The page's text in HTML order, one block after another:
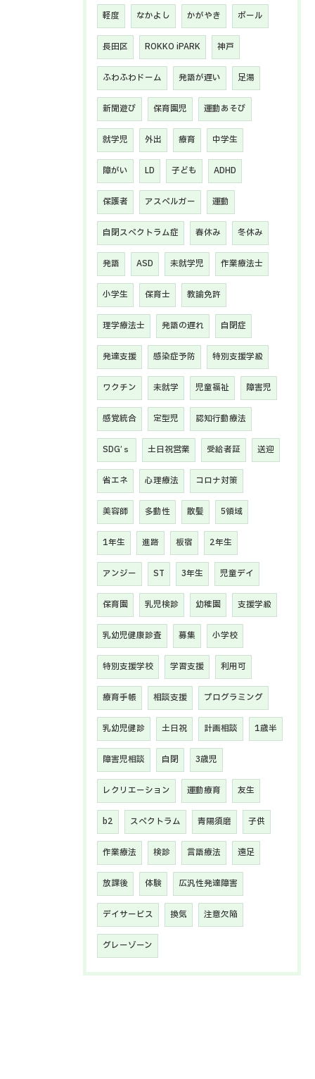
軽度 なかよし かがやき ボール
長田区 ROKKO iPARK 神戸
ふわふわドーム 発語が遅い 足湯
新聞遊び 保育園児 運動あそび
就学児 外出 療育 中学生
障がい LD 子ども ADHD
保護者 アスペルガー 運動
自閉スペクトラム症 春休み 冬休み
発語 ASD 未就学児 作業療法士
小学生 保育士 教諭免許
理学療法士 発語の遅れ 自閉症
発達支援 感染症予防 特別支援学級
ワクチン 未就学 児童福祉 障害児
感覚統合 定型児 認知行動療法
SDG’ｓ 土日祝営業 受給者証 送迎
省エネ 心理療法 コロナ対策
美容師 多動性 散髪 5領域
1年生 進路 板宿 2年生
アンジー ST 3年生 児童デイ
保育園 乳児検診 幼稚園 支援学級
乳幼児健康診査 募集 小学校
特別支援学校 学習支援 利用可
療育手帳 相談支援 プログラミング
乳幼児健診 土日祝 計画相談 1歳半
障害児相談 自閉 3歳児
レクリエーション 運動療育 友生
b2 スペクトラム 青陽須磨 子供
作業療法 検診 言語療法 遠足
放課後 体験 広汎性発達障害
デイサービス 換気 注意欠陥
グレーゾーン
お問い合わせはこちら